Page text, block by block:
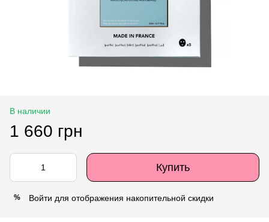
В наличии
1 660 грн
Купить
% Войти для отображения накопительной скидки